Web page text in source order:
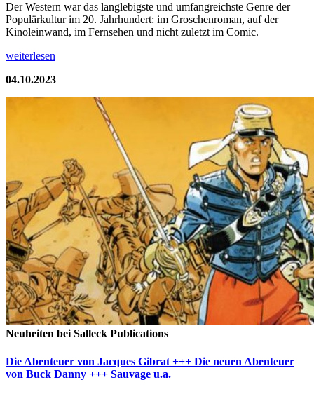
Der Western war das langlebigste und umfangreichste Genre der
Populärkultur im 20. Jahrhundert: im Groschenroman, auf der
Kinoleinwand, im Fernsehen und nicht zuletzt im Comic.
weiterlesen
04.10.2023
Neuheiten bei Salleck Publications
Die Abenteuer von Jacques Gibrat +++ Die neuen Abenteuer
von Buck Danny +++ Sauvage u.a.